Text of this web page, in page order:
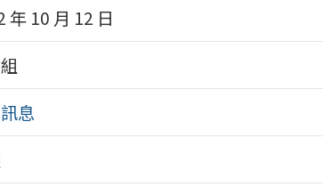
年 10 月 12 日
息